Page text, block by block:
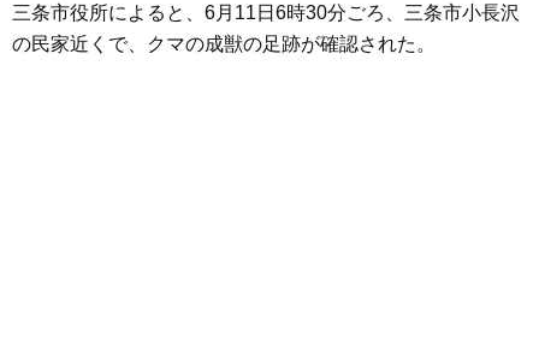
三条市役所によると、6月11日6時30分ごろ、三条市小長沢
の民家近くで、クマの成獣の足跡が確認された。